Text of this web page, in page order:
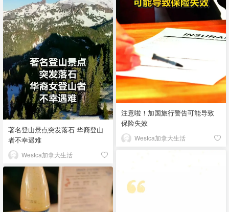
注意啦！加国旅行警告可能导致
保险失效
Westca加拿大生活
著名登山景点突发落石 华裔登山
者不幸遇难
Westca加拿大生活